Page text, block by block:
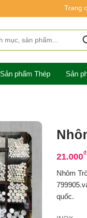
Trang
Sản phẩm Thép Sản
21.000₫
Nhôm
quốc.